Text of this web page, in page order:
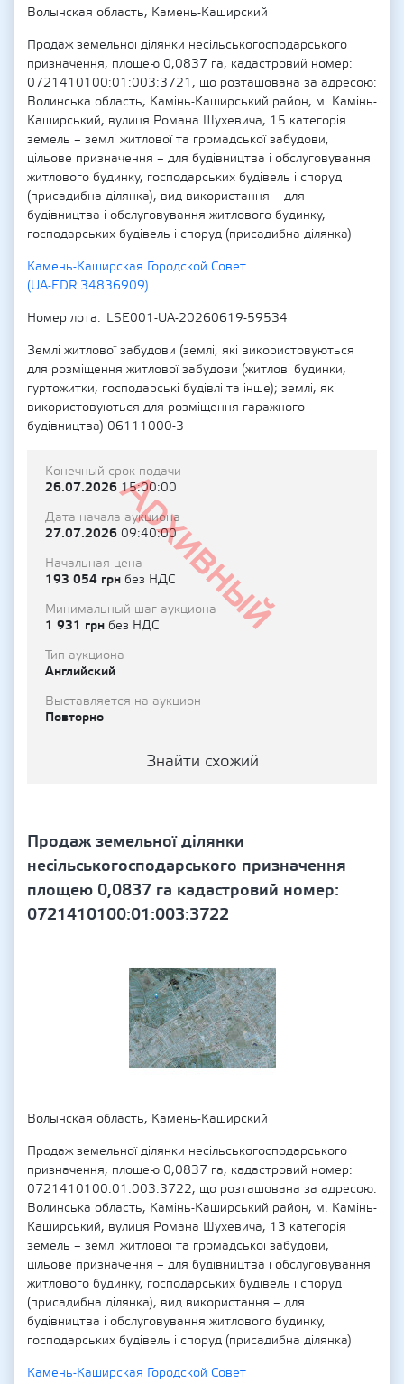
Волынская область, Камень-Каширский
Продаж земельної ділянки несільськогосподарського
призначення, площею 0,0837 га, кадастровий номер:
0721410100:01:003:3721, що розташована за адресою:
Волинська область, Камінь-Каширський район, м. Камінь-
Каширський, вулиця Романа Шухевича, 15 категорія
земель – землі житлової та громадської забудови,
цільове призначення – для будівництва і обслуговування
житлового будинку, господарських будівель і споруд
(присадибна ділянка), вид використання – для
будівництва і обслуговування житлового будинку,
господарських будівель і споруд (присадибна ділянка)
Камень-Каширская Городской Совет
(UA-EDR 34836909)
Номер лота
LSE001-UA-20260619-59534
Землі житлової забудови (землі, які використовуються
для розміщення житлової забудови (житлові будинки,
гуртожитки, господарські будівлі та інше); землі, які
використовуються для розміщення гаражного
будівництва) 06111000-3
Архивный
Конечный срок подачи
26.07.202615:00:00
Дата начала аукциона
27.07.2026 09:40:00
Начальная цена
193 054 грн без НДС
Минимальный шаг аукциона
1 931 грн без НДС
Тип аукциона
Английский
Выставляется на аукцион
Повторно
Знайти схожий
Продаж земельної ділянки
несільськогосподарського призначення
площею 0,0837 га кадастровий номер:
0721410100:01:003:3722
Волынская область, Камень-Каширский
Продаж земельної ділянки несільськогосподарського
призначення, площею 0,0837 га, кадастровий номер:
0721410100:01:003:3722, що розташована за адресою:
Волинська область, Камінь-Каширський район, м. Камінь-
Каширський, вулиця Романа Шухевича, 13 категорія
земель – землі житлової та громадської забудови,
цільове призначення – для будівництва і обслуговування
житлового будинку, господарських будівель і споруд
(присадибна ділянка), вид використання – для
будівництва і обслуговування житлового будинку,
господарських будівель і споруд (присадибна ділянка)
Камень-Каширская Городской Совет